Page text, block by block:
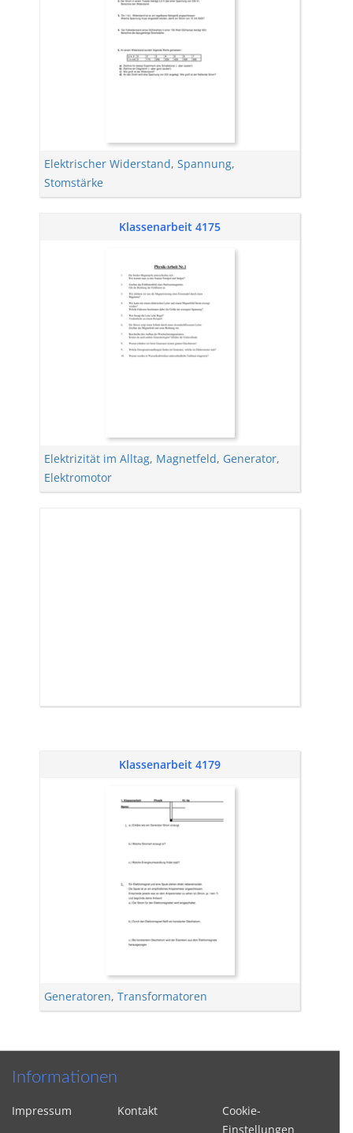
Elektrischer Widerstand, Spannung,
Stomstärke
Klassenarbeit 4175
Elektrizität im Alltag, Magnetfeld, Generator,
Elektromotor
Klassenarbeit 4179
Generatoren, Transformatoren
Informationen
Impressum Kontakt
Cookie-
Einstellungen